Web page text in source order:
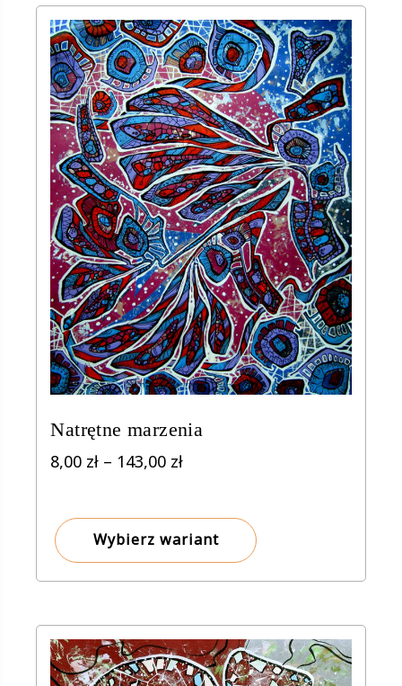
Natrętne marzenia
8,00 zł – 143,00 złZakres
do
Wybierz wariant